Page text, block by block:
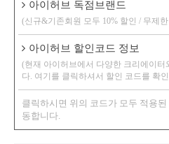
아이허브 독점브랜드
(신규&기존회원 모두 10% 할인 / 무제
아이허브 할인코드 정보
(현재 아이허브에서 다양한 크리에이터
다. 여기를 클릭하셔서 할인 코드를 확
클릭하시면 위의 코드가 모두 적용
동합니다.